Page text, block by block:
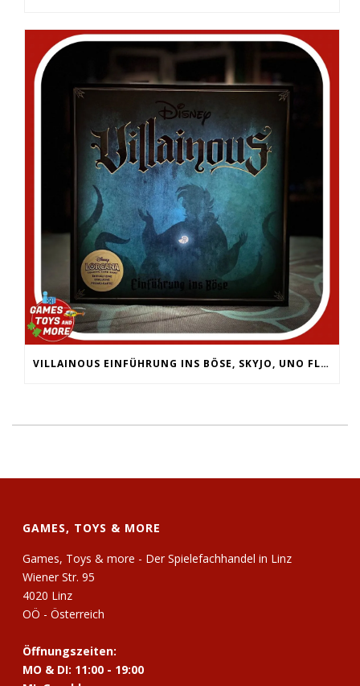
VILLAINOUS EINFÜHRUNG INS BÖSE, SKYJO, UNO FLIP, WERWÖLFE VOLLMONDNACHT, ARMY PAINTER PRIMER,
GAMES, TOYS & MORE
Games, Toys & more - Der Spielefachhandel in Linz
Wiener Str. 95
4020 Linz
OÖ - Österreich
Öffnungszeiten:
MO & DI: 11:00 - 19:00